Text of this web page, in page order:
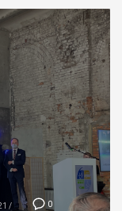
0
/